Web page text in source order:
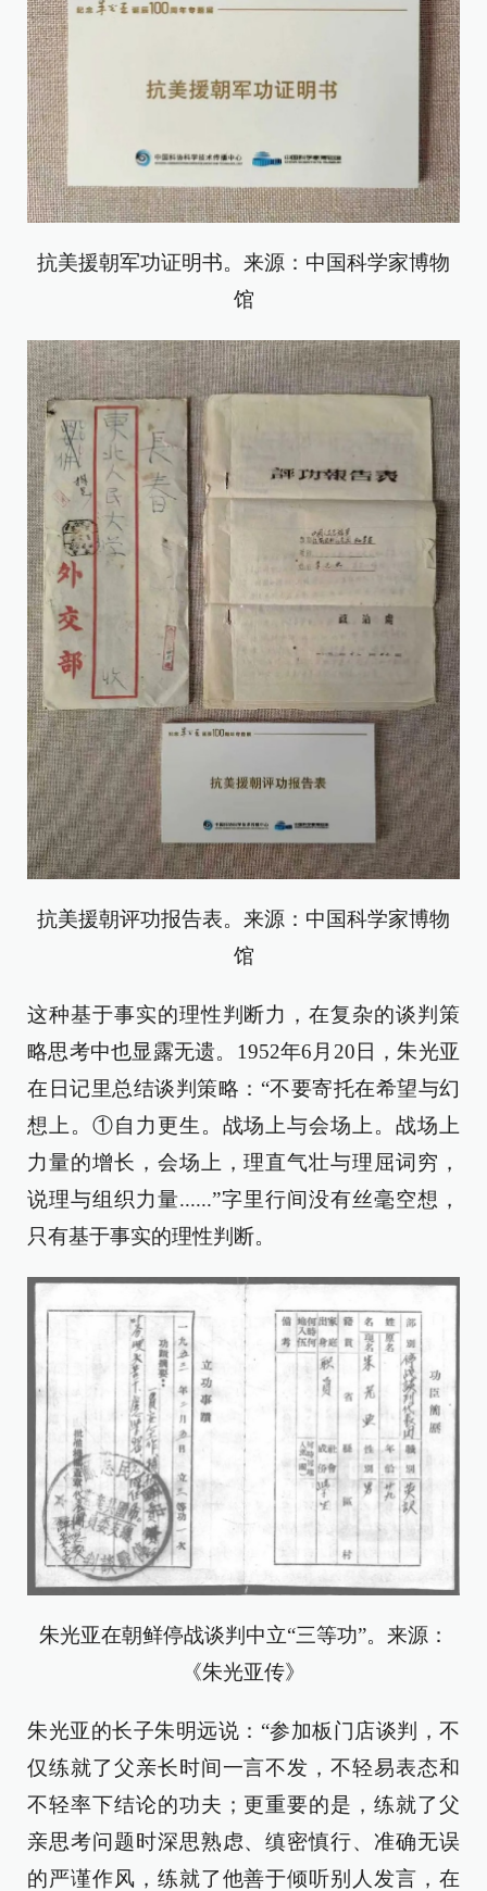
抗美援朝军功证明书。来源：中国科学家博物
馆
抗美援朝评功报告表。来源：中国科学家博物
馆
这种基于事实的理性判断力，在复杂的谈判策
略思考中也显露无遗。1952年6月20日，朱光亚
在日记里总结谈判策略：“不要寄托在希望与幻
想上。①自力更生。战场上与会场上。战场上
力量的增长，会场上，理直气壮与理屈词穷，
说理与组织力量......”字里行间没有丝毫空想，
只有基于事实的理性判断。
朱光亚在朝鲜停战谈判中立“三等功”。来源：
《朱光亚传》
朱光亚的长子朱明远说：“参加板门店谈判，不
仅练就了父亲长时间一言不发，不轻易表态和
不轻率下结论的功夫；更重要的是，练就了父
亲思考问题时深思熟虑、缜密慎行、准确无误
的严谨作风，练就了他善于倾听别人发言，在